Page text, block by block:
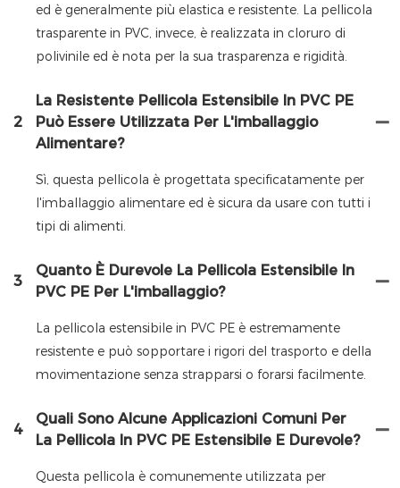
ed è generalmente più elastica e resistente. La pellicola
trasparente in PVC, invece, è realizzata in cloruro di
polivinile ed è nota per la sua trasparenza e rigidità.
2
La Resistente Pellicola Estensibile In PVC PE
Può Essere Utilizzata Per L'imballaggio
Alimentare?
Sì, questa pellicola è progettata specificatamente per
l'imballaggio alimentare ed è sicura da usare con tutti i
tipi di alimenti.
3
Quanto È Durevole La Pellicola Estensibile In
PVC PE Per L'imballaggio?
La pellicola estensibile in PVC PE è estremamente
resistente e può sopportare i rigori del trasporto e della
movimentazione senza strapparsi o forarsi facilmente.
4
Quali Sono Alcune Applicazioni Comuni Per
La Pellicola In PVC PE Estensibile E Durevole?
Questa pellicola è comunemente utilizzata per